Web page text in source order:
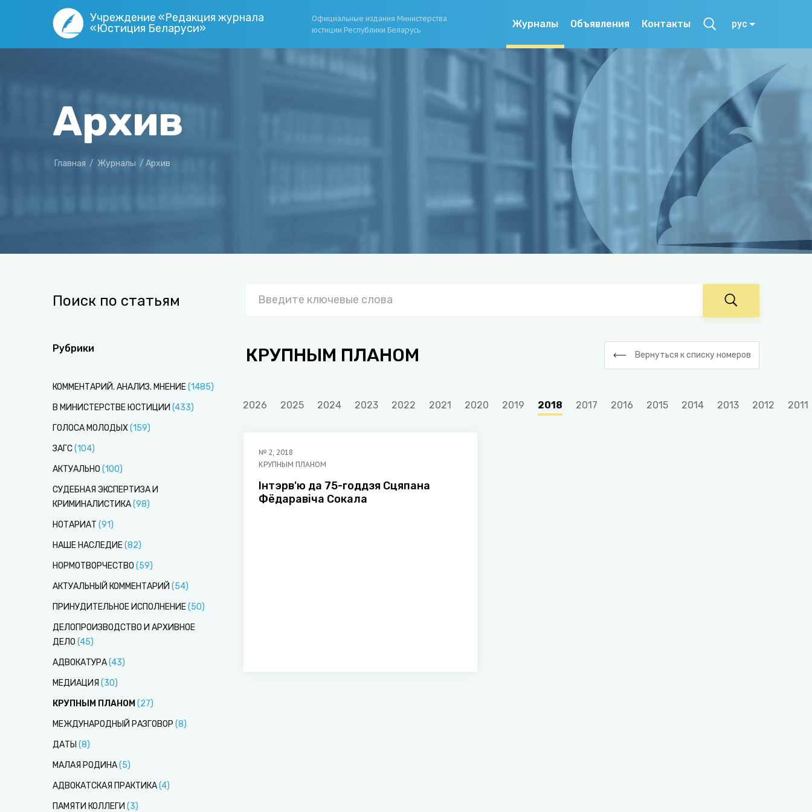
Учреждение «Редакция журнала
«Юстиция Беларуси»
Официальные издания Министерства
юстиции Республики Беларусь
Журналы Объявления Контакты рус
Архив
Главная / Журналы / Архив
Поиск по статьям
Рубрики КРУПНЫМ ПЛАНОМ Вернуться к списку номеров
КОММЕНТАРИЙ. АНАЛИЗ. МНЕНИЕ(1485)
В МИНИСТЕРСТВЕ ЮСТИЦИИ (433)
ГОЛОСА МОЛОДЫХ(159)
ЗАГС(104)
АКТУАЛЬНО (100)
СУДЕБНАЯ ЭКСПЕРТИЗА И
КРИМИНАЛИСТИКА(98)
НОТАРИАТ (91)
НАШЕ НАСЛЕДИЕ(82)
НОРМОТВОРЧЕСТВО (59)
АКТУАЛЬНЫЙ КОММЕНТАРИЙ (54)
ПРИНУДИТЕЛЬНОЕ ИСПОЛНЕНИЕ(50)
ДЕЛОПРОИЗВОДСТВО И АРХИВНОЕ
ДЕЛО (45)
АДВОКАТУРА(43)
МЕДИАЦИЯ (30)
КРУПНЫМ ПЛАНОМ (27)
МЕЖДУНАРОДНЫЙ РАЗГОВОР (8)
ДАТЫ (8)
МАЛАЯ РОДИНА(5)
АДВОКАТСКАЯ ПРАКТИКА(4)
ПАМЯТИ КОЛЛЕГИ (3)
2026 2025 2024 2023 2022 2021 2020 2019 2018 2017 2016 2015 2014 2013 2012 2011
№ 2, 2018
КРУПНЫМ ПЛАНОМ
Інтэрв'ю да 75-годдзя Сцяпана
Фёдаравіча Сокала